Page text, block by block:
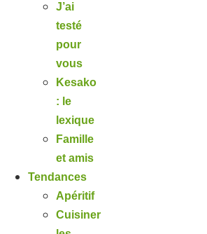
J’ai
testé
pour
vous
Kesako
: le
lexique
Famille
et amis
Tendances
Apéritif
Cuisiner